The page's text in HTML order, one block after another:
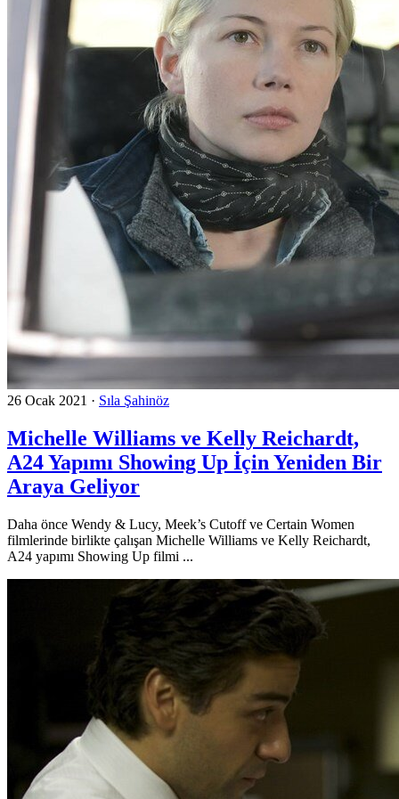
26 Ocak 2021 · Sıla Şahinöz
Michelle Williams ve Kelly Reichardt,
A24 Yapımı Showing Up İçin Yeniden Bir
Araya Geliyor
Daha önce Wendy & Lucy, Meek’s Cutoff ve Certain Women
filmlerinde birlikte çalışan Michelle Williams ve Kelly Reichardt,
A24 yapımı Showing Up filmi ...